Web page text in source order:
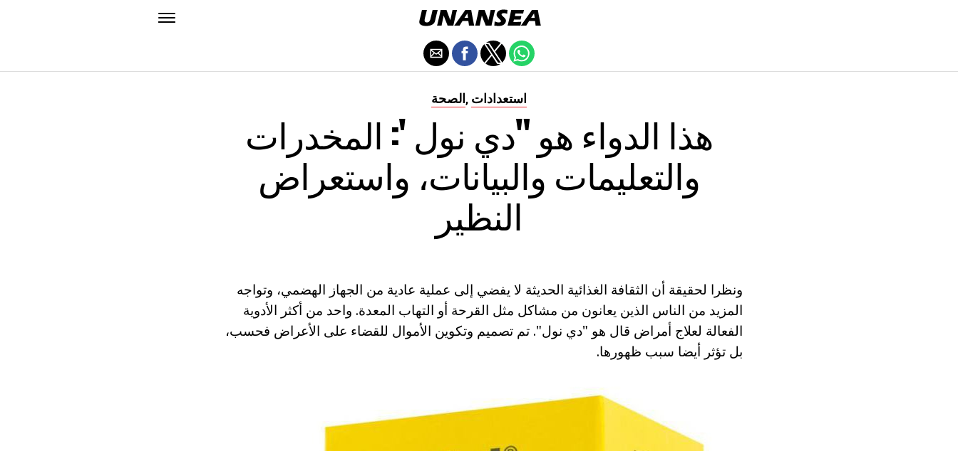
الصحة , استعدادات
هذا الدواء هو "دي نول ': المخدرات
والتعليمات والبيانات، واستعراض
النظير
ونظرا لحقيقة أن الثقافة الغذائية الحديثة لا يفضي إلى عملية عادية من الجهاز الهضمي، وتواجه
المزيد من الناس الذين يعانون من مشاكل مثل القرحة أو التهاب المعدة. واحد من أكثر الأدوية
الفعالة لعلاج أمراض قال هو "دي نول". تم تصميم وتكوين الأموال للقضاء على الأعراض فحسب،
بل تؤثر أيضا سبب ظهورها.